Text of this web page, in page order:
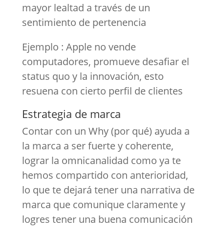
mayor lealtad a través de un
sentimiento de pertenencia
Ejemplo : Apple no vende
computadores, promueve desafiar el
status quo y la innovación, esto
resuena con cierto perfil de clientes
Estrategia de marca
Contar con un Why (por qué) ayuda a
la marca a ser fuerte y coherente,
lograr la omnicanalidad como ya te
hemos compartido con anterioridad,
lo que te dejará tener una narrativa de
marca que comunique claramente y
logres tener una buena comunicación